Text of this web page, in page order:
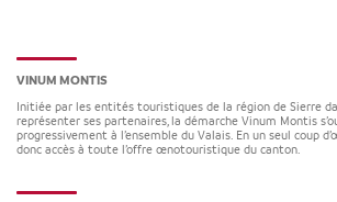
VINUM MONTIS
Initiée par les entités touristiques de la région de Sierre
représenter ses partenaires, la démarche Vinum Montis
progressivement à l’ensemble du Valais. En un seul coup
donc accès à toute l’offre œnotouristique du canton.